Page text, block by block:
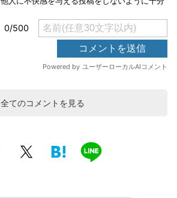
全てのコメントを見る